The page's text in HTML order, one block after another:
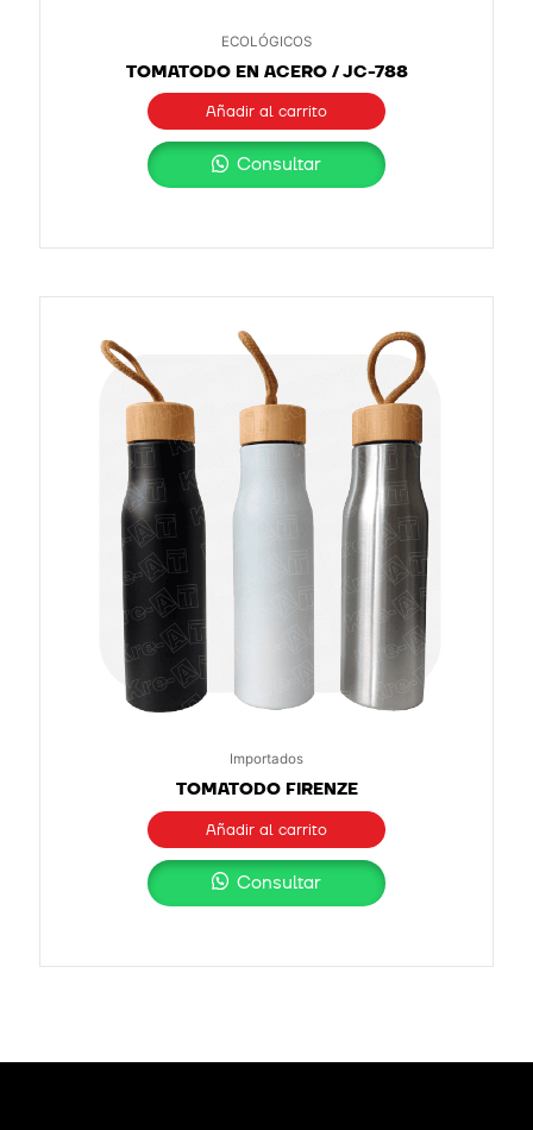
ECOLÓGICOS
TOMATODO EN ACERO / JC-788
Añadir al carrito
Consultar
Importados
TOMATODO FIRENZE
Añadir al carrito
Consultar